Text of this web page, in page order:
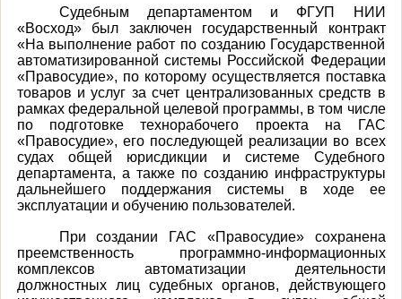
Судебным департаментом и ФГУП НИИ
«Восход» был заключен государственный контракт
«На выполнение работ по созданию Государственной
автоматизированной системы Российской Федерации
«Правосудие», по которому осуществляется поставка
товаров и услуг за счет централизованных средств в
рамках федеральной целевой программы, в том числе
по подготовке технорабочего проекта на ГАС
«Правосудие», его последующей реализации во всех
судах общей юрисдикции и системе Судебного
департамента, а также по созданию инфраструктуры
дальнейшего поддержания системы в ходе ее
эксплуатации и обучению пользователей.
При создании ГАС «Правосудие» сохранена
преемственность программно-информационных
комплексов автоматизации деятельности
должностных лиц судебных органов, действующего